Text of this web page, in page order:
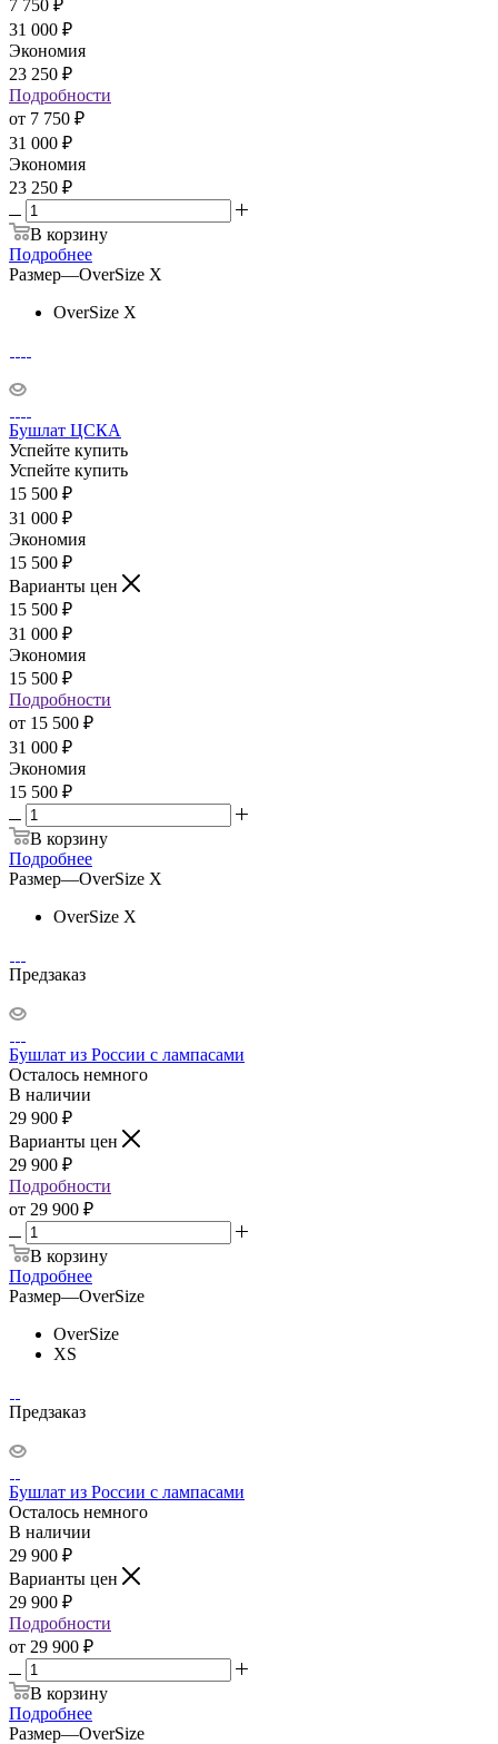
7 750 ₽
31 000 ₽
Экономия
23 250 ₽
Подробности
от 7 750 ₽
31 000 ₽
Экономия
23 250 ₽
В корзину
Подробнее
Размер—OverSize X
OverSize X
Бушлат ЦСКА
Успейте купить
Успейте купить
15 500 ₽
31 000 ₽
Экономия
15 500 ₽
Варианты цен
15 500 ₽
31 000 ₽
Экономия
15 500 ₽
Подробности
от 15 500 ₽
31 000 ₽
Экономия
15 500 ₽
В корзину
Подробнее
Размер—OverSize X
OverSize X
Предзаказ
Бушлат из России с лампасами
Осталось немного
В наличии
29 900 ₽
Варианты цен
29 900 ₽
Подробности
от 29 900 ₽
В корзину
Подробнее
Размер—OverSize
OverSize
XS
Предзаказ
Бушлат из России с лампасами
Осталось немного
В наличии
29 900 ₽
Варианты цен
29 900 ₽
Подробности
от 29 900 ₽
В корзину
Подробнее
Размер—OverSize